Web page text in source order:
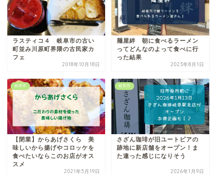
ラスティコ４ 岐阜市の古い
町並み川原町界隈の古民家カ
フェ
2018年10月18日
麺屋絆 朝に食べるラーメン
ってどんなのよって食べに行
った結果
2023年8月1日
岐阜市
【閉業】からあげさくら 美
味しいから揚げやコロッケを
食べたいならこのお店がオス
スメ
2021年5月19日
岐阜市
さざん珈琲が旧ユートピアの
跡地に新店舗をオープン！ま
た違った感じになりそう
2026年1月9日